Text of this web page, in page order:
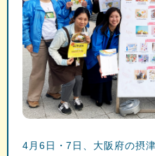
4月6日・7日、大阪府の摂